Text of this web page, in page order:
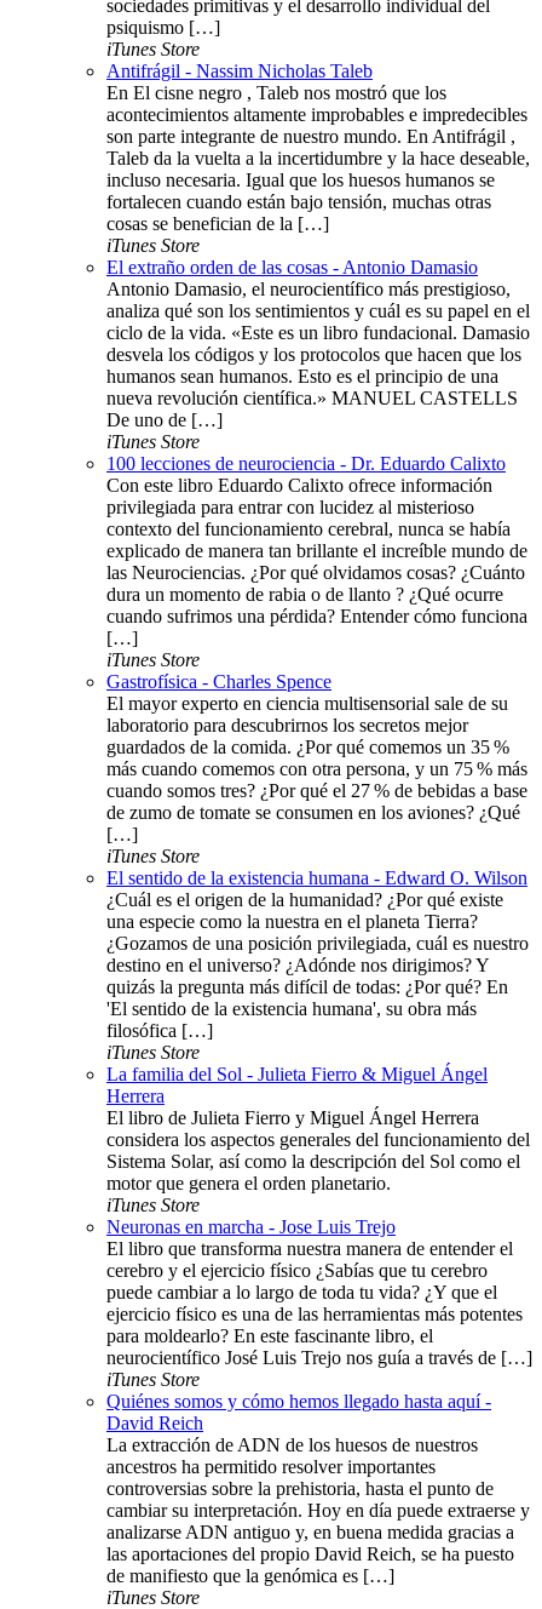
sociedades primitivas y el desarrollo individual del
psiquismo […]
iTunes Store
Antifrágil - Nassim Nicholas Taleb
En El cisne negro , Taleb nos mostró que los
acontecimientos altamente improbables e impredecibles
son parte integrante de nuestro mundo. En Antifrágil ,
Taleb da la vuelta a la incertidumbre y la hace deseable,
incluso necesaria. Igual que los huesos humanos se
fortalecen cuando están bajo tensión, muchas otras
cosas se benefician de la […]
iTunes Store
El extraño orden de las cosas - Antonio Damasio
Antonio Damasio, el neurocientífico más prestigioso,
analiza qué son los sentimientos y cuál es su papel en el
ciclo de la vida. «Este es un libro fundacional. Damasio
desvela los códigos y los protocolos que hacen que los
humanos sean humanos. Esto es el principio de una
nueva revolución científica.» MANUEL CASTELLS
De uno de […]
iTunes Store
100 lecciones de neurociencia - Dr. Eduardo Calixto
Con este libro Eduardo Calixto ofrece información
privilegiada para entrar con lucidez al misterioso
contexto del funcionamiento cerebral, nunca se había
explicado de manera tan brillante el increíble mundo de
las Neurociencias. ¿Por qué olvidamos cosas? ¿Cuánto
dura un momento de rabia o de llanto ? ¿Qué ocurre
cuando sufrimos una pérdida? Entender cómo funciona
[…]
iTunes Store
Gastrofísica - Charles Spence
El mayor experto en ciencia multisensorial sale de su
laboratorio para descubrirnos los secretos mejor
guardados de la comida. ¿Por qué comemos un 35 %
más cuando comemos con otra persona, y un 75 % más
cuando somos tres? ¿Por qué el 27 % de bebidas a base
de zumo de tomate se consumen en los aviones? ¿Qué
[…]
iTunes Store
El sentido de la existencia humana - Edward O. Wilson
¿Cuál es el origen de la humanidad? ¿Por qué existe
una especie como la nuestra en el planeta Tierra?
¿Gozamos de una posición privilegiada, cuál es nuestro
destino en el universo? ¿Adónde nos dirigimos? Y
quizás la pregunta más difícil de todas: ¿Por qué? En
'El sentido de la existencia humana', su obra más
filosófica […]
iTunes Store
La familia del Sol - Julieta Fierro & Miguel Ángel
Herrera
El libro de Julieta Fierro y Miguel Ángel Herrera
considera los aspectos generales del funcionamiento del
Sistema Solar, así como la descripción del Sol como el
motor que genera el orden planetario.
iTunes Store
Neuronas en marcha - Jose Luis Trejo
El libro que transforma nuestra manera de entender el
cerebro y el ejercicio físico ¿Sabías que tu cerebro
puede cambiar a lo largo de toda tu vida? ¿Y que el
ejercicio físico es una de las herramientas más potentes
para moldearlo? En este fascinante libro, el
neurocientífico José Luis Trejo nos guía a través de […]
iTunes Store
Quiénes somos y cómo hemos llegado hasta aquí -
David Reich
La extracción de ADN de los huesos de nuestros
ancestros ha permitido resolver importantes
controversias sobre la prehistoria, hasta el punto de
cambiar su interpretación. Hoy en día puede extraerse y
analizarse ADN antiguo y, en buena medida gracias a
las aportaciones del propio David Reich, se ha puesto
de manifiesto que la genómica es […]
iTunes Store